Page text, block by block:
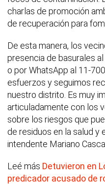
charlas de promoción
de recuperación para
De esta manera, los
presencia de basurales
o por WhatsApp al 11-
esfuerzos y seguimos
nuestro distrito. Es muy
articuladamente con los
sobre los riesgos que
de residuos en la salud y
intendente Mariano
Leé más Detuvieron en
predicador acusado de